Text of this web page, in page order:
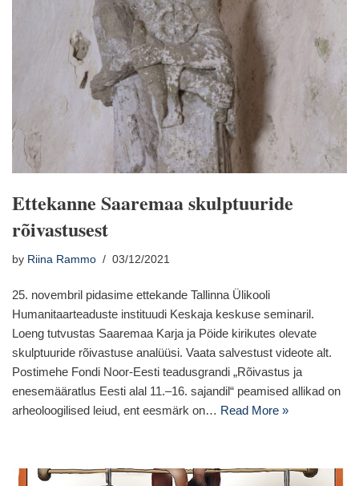
Ettekanne Saaremaa skulptuuride
rõivastusest
by Riina Rammo 03/12/2021
25. novembril pidasime ettekande Tallinna Ülikooli
Humanitaarteaduste instituudi Keskaja keskuse seminaril.
Loeng tutvustas Saaremaa Karja ja Pöide kirikutes olevate
skulptuuride rõivastuse analüüsi. Vaata salvestust videote alt.
Postimehe Fondi Noor-Eesti teadusgrandi „Rõivastus ja
enesemääratlus Eesti alal 11.–16. sajandil“ peamised allikad on
arheoloogilised leiud, ent eesmärk on… Read More »